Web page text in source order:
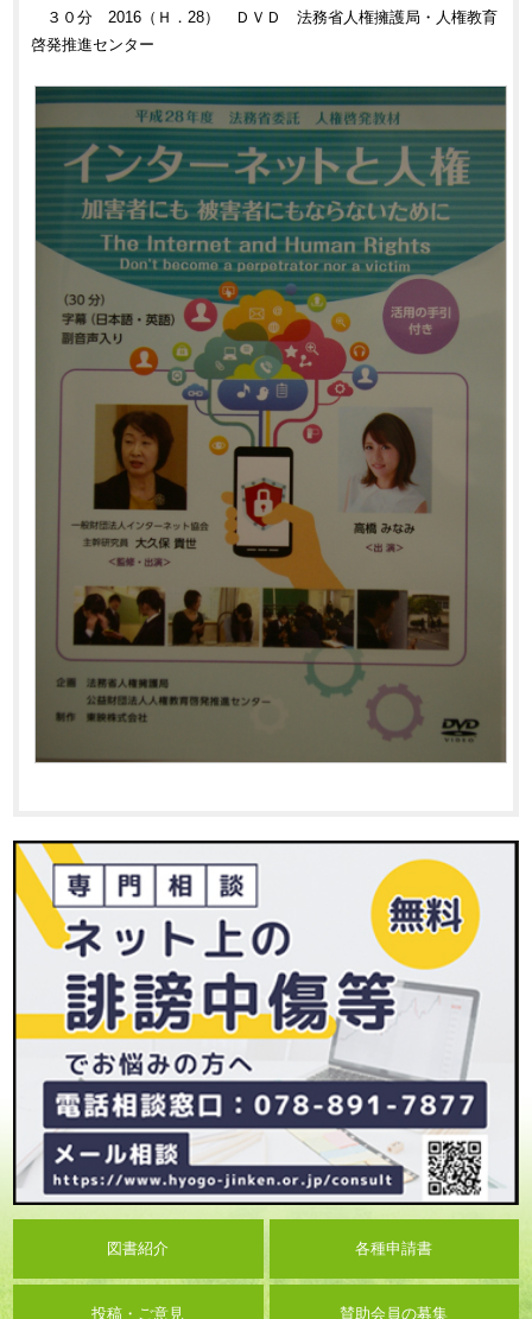
３０分 2016（Ｈ．28） ＤＶＤ 法務省人権擁護局・人権教育
啓発推進センター
図書紹介 各種申請書
投稿・ご意見 賛助会員の募集